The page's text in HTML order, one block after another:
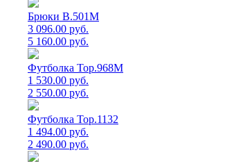
Брюки B.501M
3 096.00 руб.
5 160.00 руб.
Футболка Top.968M
1 530.00 руб.
2 550.00 руб.
Футболка Top.1132
1 494.00 руб.
2 490.00 руб.